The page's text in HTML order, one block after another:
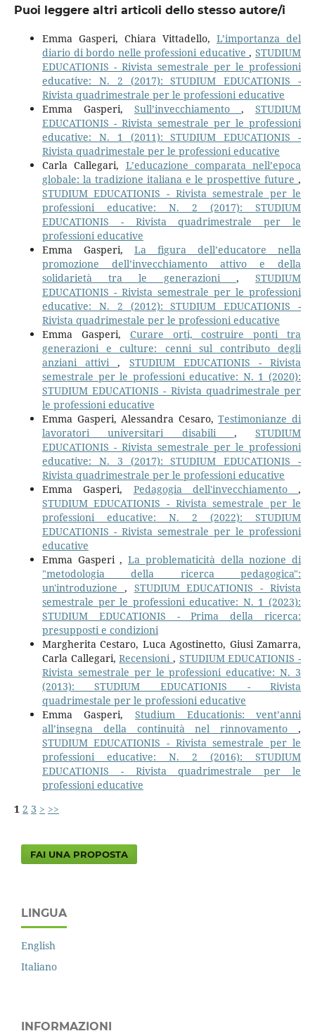
Puoi leggere altri articoli dello stesso autore/i
Emma Gasperi, Chiara Vittadello,L’importanza del
diario di bordo nelle professioni educative,STUDIUM
EDUCATIONIS - Rivista semestrale per le professioni
educative: N. 2 (2017): STUDIUM EDUCATIONIS -
Rivista quadrimestrale per le professioni educative
Emma Gasperi, Sull’invecchiamento,STUDIUM
EDUCATIONIS - Rivista semestrale per le professioni
educative: N. 1 (2011): STUDIUM EDUCATIONIS -
Rivista quadrimestale per le professioni educative
Carla Callegari, L’educazione comparata nell’epoca
globale: la tradizione italiana e le prospettive future,
STUDIUM EDUCATIONIS - Rivista semestrale per le
professioni educative: N. 2 (2017): STUDIUM
EDUCATIONIS - Rivista quadrimestrale per le
professioni educative
Emma Gasperi, La figura dell’educatore nella
promozione dell’invecchiamento attivo e della
solidarietà tra le generazioni ,STUDIUM
EDUCATIONIS - Rivista semestrale per le professioni
educative: N. 2 (2012): STUDIUM EDUCATIONIS -
Rivista quadrimestale per le professioni educative
Emma Gasperi, Curare orti, costruire ponti tra
generazioni e culture: cenni sul contributo degli
anziani attivi, STUDIUM EDUCATIONIS - Rivista
semestrale per le professioni educative: N. 1 (2020):
STUDIUM EDUCATIONIS - Rivista quadrimestrale per
le professioni educative
Emma Gasperi, Alessandra Cesaro,Testimonianze di
lavoratori universitari disabili ,STUDIUM
EDUCATIONIS - Rivista semestrale per le professioni
educative: N. 3 (2017): STUDIUM EDUCATIONIS -
Rivista quadrimestrale per le professioni educative
Emma Gasperi, Pedagogia dell'invecchiamento,
STUDIUM EDUCATIONIS - Rivista semestrale per le
professioni educative: N. 2 (2022): STUDIUM
EDUCATIONIS - Rivista semestrale per le professioni
educative
Emma Gasperi ,La problematicità della nozione di
"metodologia della ricerca pedagogica":
un'introduzione , STUDIUM EDUCATIONIS - Rivista
semestrale per le professioni educative: N. 1 (2023):
STUDIUM EDUCATIONIS - Prima della ricerca:
presupposti e condizioni
Margherita Cestaro, Luca Agostinetto, Giusi Zamarra,
Carla Callegari,Recensioni, STUDIUM EDUCATIONIS -
Rivista semestrale per le professioni educative: N. 3
(2013): STUDIUM EDUCATIONIS - Rivista
quadrimestale per le professioni educative
Emma Gasperi, Studium Educationis: vent’anni
all’insegna della continuità nel rinnovamento,
STUDIUM EDUCATIONIS - Rivista semestrale per le
professioni educative: N. 2 (2016): STUDIUM
EDUCATIONIS - Rivista quadrimestrale per le
professioni educative
1 2 3 > >>
FAI UNA PROPOSTA
LINGUA
English
Italiano
INFORMAZIONI